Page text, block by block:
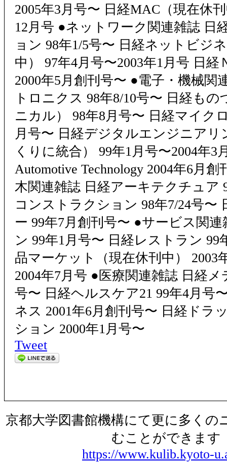
2005年3月号〜 日経MAC（現在休
12月号 ●ネットワーク関連雑誌 日
ョン 98年1/5号〜 日経ネットビジ
中） 97年4月号〜2003年1月号 日経
2000年5月創刊号〜 ●電子・機械関
トロニクス 98年8/10号〜 日経も
ニカル） 98年8月号〜 日経マイク
月号〜 日経デジタルエンジニアリ
くりに統合） 99年1月号〜2004年3
Automotive Technology 2004年6月
木関連雑誌 日経アーキテクチュア
コンストラクション 98年7/24号〜
ー 99年7月創刊号〜 ●サービス関
ン 99年1月号〜 日経レストラン 99
品マーケット（現在休刊中） 2003
2004年7月号 ●医療関連雑誌 日経
号〜 日経ヘルスケア21 99年4月号
ネス 2001年6月創刊号〜 日経ドラ
ション 2000年1月号〜
Tweet
京都大学図書館機構にて更に多くの
むことができます
https://www.kulib.kyoto-